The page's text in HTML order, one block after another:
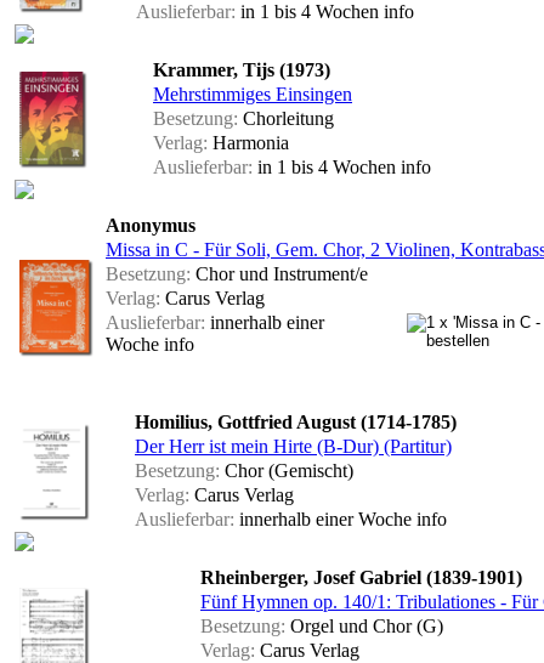
Auslieferbar: in 1 bis 4 Wochen info
Krammer, Tijs (1973)
Mehrstimmiges Einsingen
Besetzung: Chorleitung
Verlag: Harmonia
Auslieferbar: in 1 bis 4 Wochen info
Anonymus
Missa in C - Für Soli, Gem. Chor, 2 Violinen,
Besetzung: Chor und Instrument/e
Verlag: Carus Verlag
Auslieferbar: innerhalb einer
Woche info
Homilius, Gottfried August (1714-1785)
Der Herr ist mein Hirte (B-Dur) (Partitur)
Besetzung: Chor (Gemischt)
Verlag: Carus Verlag
Auslieferbar: innerhalb einer Woche info
Rheinberger, Josef Gabriel (1839-1901)
Fünf Hymnen op. 140/1: Tribulationes -
Besetzung: Orgel und Chor (G)
Verlag: Carus Verlag